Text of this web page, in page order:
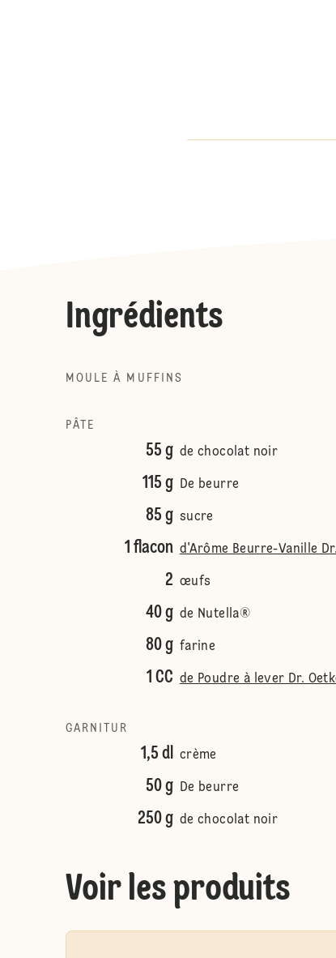
Ingrédients
MOULE À MUFFINS
PÂTE
55 g de chocolat noir
115 g De beurre
85 g sucre
1 flacon d'Arôme Beurre-Vanille
2 œufs
40 g de Nutella®
80 g farine
1 CC de Poudre à lever Dr.
GARNITUR
1,5 dl crème
50 g De beurre
250 g de chocolat noir
Voir les produits